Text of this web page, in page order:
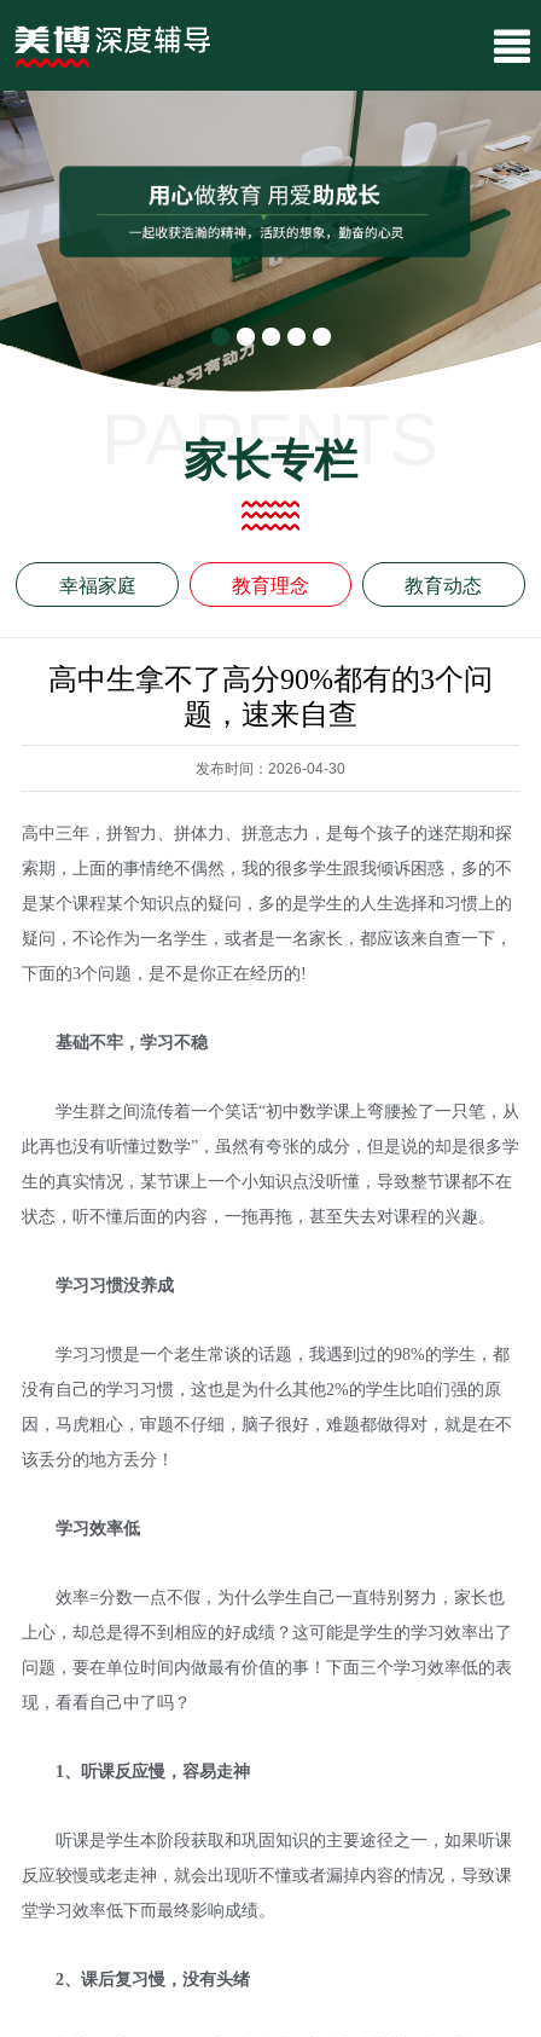
PARENTS
家长专栏
幸福家庭 教育理念 教育动态
高中生拿不了高分90%都有的3个问
题，速来自查
发布时间：2026-04-30
高中三年，拼智力、拼体力、拼意志力，是每个孩子的迷茫期和探
索期，上面的事情绝不偶然，我的很多学生跟我倾诉困惑，多的不
是某个课程某个知识点的疑问，多的是学生的人生选择和习惯上的
疑问，不论作为一名学生，或者是一名家长，都应该来自查一下，
下面的3个问题，是不是你正在经历的!
基础不牢，学习不稳
学生群之间流传着一个笑话“初中数学课上弯腰捡了一只笔，从
此再也没有听懂过数学”，虽然有夸张的成分，但是说的却是很多学
生的真实情况，某节课上一个小知识点没听懂，导致整节课都不在
状态，听不懂后面的内容，一拖再拖，甚至失去对课程的兴趣。
学习习惯没养成
学习习惯是一个老生常谈的话题，我遇到过的98%的学生，都
没有自己的学习习惯，这也是为什么其他2%的学生比咱们强的原
因，马虎粗心，审题不仔细，脑子很好，难题都做得对，就是在不
该丢分的地方丢分！
学习效率低
效率=分数一点不假，为什么学生自己一直特别努力，家长也
上心，却总是得不到相应的好成绩？这可能是学生的学习效率出了
问题，要在单位时间内做最有价值的事！下面三个学习效率低的表
现，看看自己中了吗？
1、听课反应慢，容易走神
听课是学生本阶段获取和巩固知识的主要途径之一，如果听课
反应较慢或老走神，就会出现听不懂或者漏掉内容的情况，导致课
堂学习效率低下而最终影响成绩。
2、课后复习慢，没有头绪